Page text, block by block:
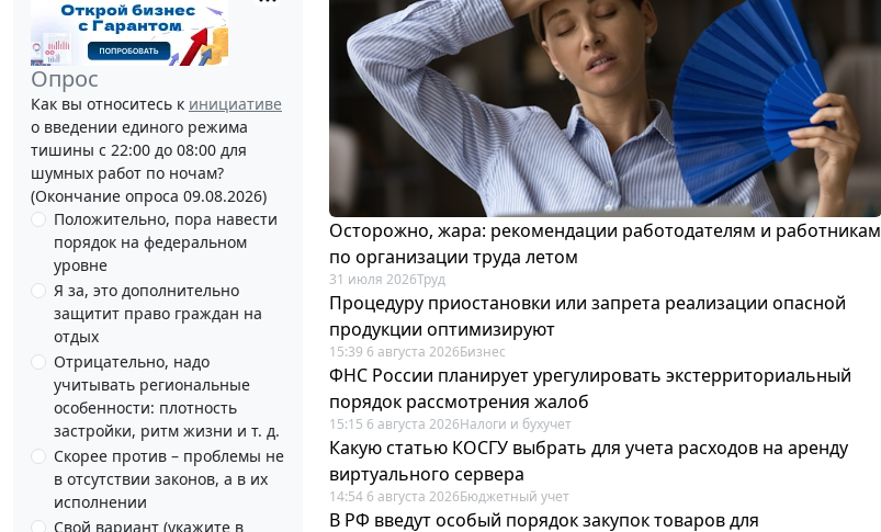
Опрос
Как вы относитесь к инициативе
о введении единого режима
тишины с 22:00 до 08:00 для
шумных работ по ночам?
(Окончание опроса 09.08.2026)
Положительно, пора навести
порядок на федеральном
уровне
Я за, это дополнительно
защитит право граждан на
отдых
Отрицательно, надо
учитывать региональные
особенности: плотность
застройки, ритм жизни и т. д.
Скорее против – проблемы не
в отсутствии законов, а в их
исполнении
Свой вариант (укажите в
Осторожно, жара: рекомендации работодателям и работникам
по организации труда летом
31 июля 2026Труд
Процедуру приостановки или запрета реализации опасной
продукции оптимизируют
15:39 6 августа 2026Бизнес
ФНС России планирует урегулировать экстерриториальный
порядок рассмотрения жалоб
15:15 6 августа 2026Налоги и бухучет
Какую статью КОСГУ выбрать для учета расходов на аренду
виртуального сервера
14:54 6 августа 2026Бюджетный учет
В РФ введут особый порядок закупок товаров для